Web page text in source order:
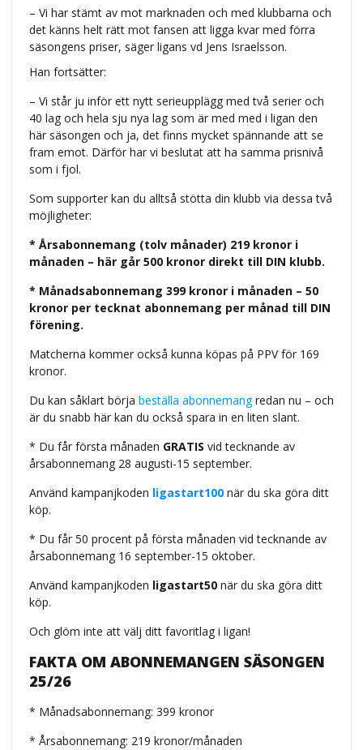
– Vi har stämt av mot marknaden och med klubbarna och
det känns helt rätt mot fansen att ligga kvar med förra
säsongens priser, säger ligans vd Jens Israelsson.
Han fortsätter:
– Vi står ju inför ett nytt serieupplägg med två serier och
40 lag och hela sju nya lag som är med med i ligan den
här säsongen och ja, det finns mycket spännande att se
fram emot. Därför har vi beslutat att ha samma prisnivå
som i fjol.
Som supporter kan du alltså stötta din klubb via dessa två
möjligheter:
* Årsabonnemang (tolv månader) 219 kronor i
månaden – här går 500 kronor direkt till DIN klubb.
* Månadsabonnemang 399 kronor i månaden – 50
kronor per tecknat abonnemang per månad till DIN
förening.
Matcherna kommer också kunna köpas på PPV för 169
kronor.
Du kan såklart börja beställa abonnemangredan nu – och
är du snabb här kan du också spara in en liten slant.
* Du får första månaden GRATIS vid tecknande av
årsabonnemang 28 augusti-15 september.
Använd kampanjkoden ligastart100när du ska göra ditt
köp.
* Du får 50 procent på första månaden vid tecknande av
årsabonnemang 16 september-15 oktober.
Använd kampanjkoden ligastart50när du ska göra ditt
köp.
Och glöm inte att välj ditt favoritlag i ligan!
FAKTA OM ABONNEMANGEN SÄSONGEN
25/26
* Månadsabonnemang: 399 kronor
* Årsabonnemang: 219 kronor/månaden